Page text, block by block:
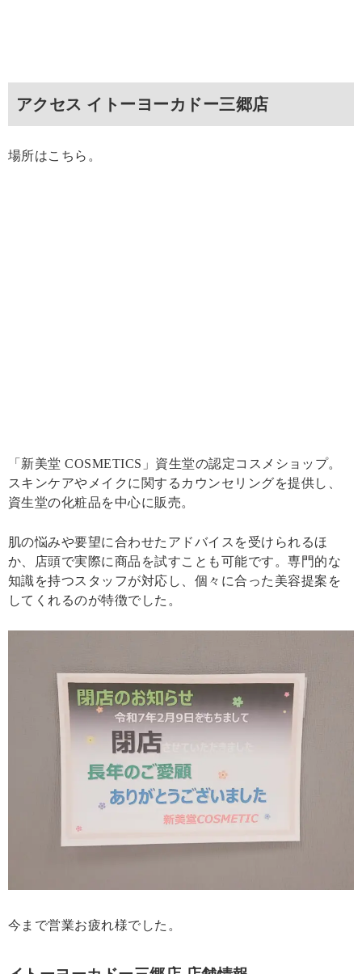
アクセス イトーヨーカドー三郷店
場所はこちら。
「新美堂 COSMETICS」資生堂の認定コスメショップ。
スキンケアやメイクに関するカウンセリングを提供し、
資生堂の化粧品を中心に販売。
肌の悩みや要望に合わせたアドバイスを受けられるほ
か、店頭で実際に商品を試すことも可能です。専門的な
知識を持つスタッフが対応し、個々に合った美容提案を
してくれるのが特徴でした。
今まで営業お疲れ様でした。